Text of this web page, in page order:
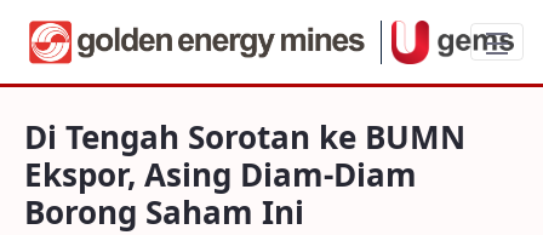
Di Tengah Sorotan ke BUMN Ekspor,
Di Tengah Sorotan ke BUMN
Ekspor, Asing Diam-Diam
Borong Saham Ini